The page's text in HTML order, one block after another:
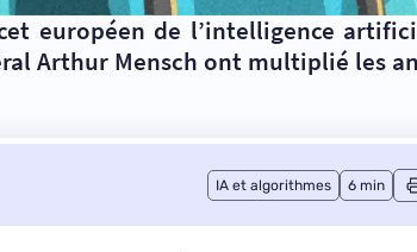
européen de l’intelligence
Arthur Mensch ont multiplié les
IA et algorithmes 6 min